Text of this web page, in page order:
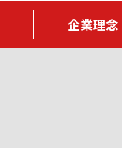
企業理念